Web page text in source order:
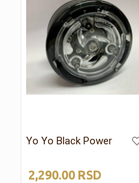
Yo Yo Black Power
2,290.00 RSD